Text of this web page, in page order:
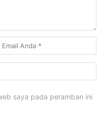
saya pada peramban ini